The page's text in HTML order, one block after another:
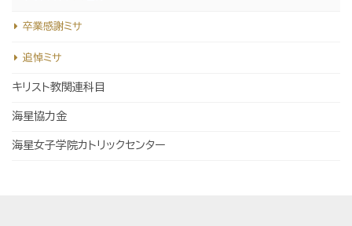
卒業感謝ミサ
追悼ミサ
キリスト教関連科目
海星協力金
海星女子学院カトリックセンター